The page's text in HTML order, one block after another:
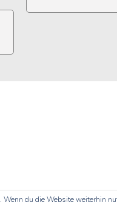
du die Website weiterhin